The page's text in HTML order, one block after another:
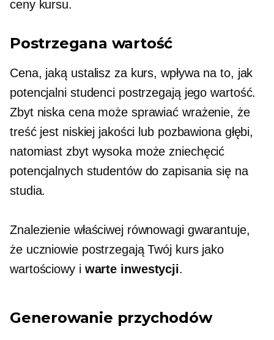
ceny kursu.
Postrzegana wartość
Cena, jaką ustalisz za kurs, wpływa na to, jak
potencjalni studenci postrzegają jego wartość.
Zbyt niska cena może sprawiać wrażenie, że
treść jest niskiej jakości lub pozbawiona głębi,
natomiast zbyt wysoka może zniechęcić
potencjalnych studentów do zapisania się na
studia.
Znalezienie właściwej równowagi gwarantuje,
że uczniowie postrzegają Twój kurs jako
wartościowy i warte inwestycji.
Generowanie przychodów